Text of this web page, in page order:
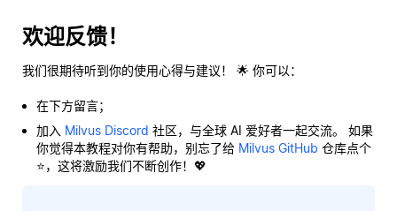
欢迎反馈！
我们很期待听到你的使用心得与建议！ 🌟 你可以：
在下方留言；
加入 Milvus Discord 社区，与全球 AI 爱好者一起交流。 如果
你觉得本教程对你有帮助，别忘了给 Milvus GitHub 仓库点个
⭐，这将激励我们不断创作！💖